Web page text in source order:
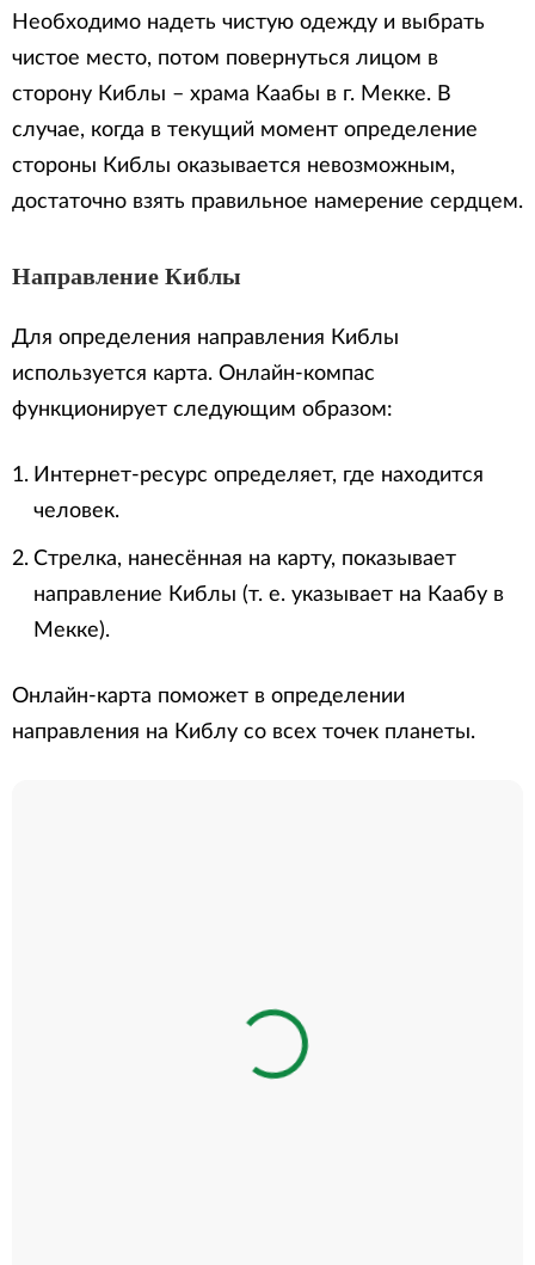
Необходимо надеть чистую одежду и выбрать
чистое место, потом повернуться лицом в
сторону Киблы – храма Каабы в г. Мекке. В
случае, когда в текущий момент определение
стороны Киблы оказывается невозможным,
достаточно взять правильное намерение сердцем.
Направление Киблы
Для определения направления Киблы
используется карта. Онлайн-компас
функционирует следующим образом:
Интернет-ресурс определяет, где находится
человек.
Стрелка, нанесённая на карту, показывает
направление Киблы (т. е. указывает на Каабу в
Мекке).
Онлайн-карта поможет в определении
направления на Киблу со всех точек планеты.